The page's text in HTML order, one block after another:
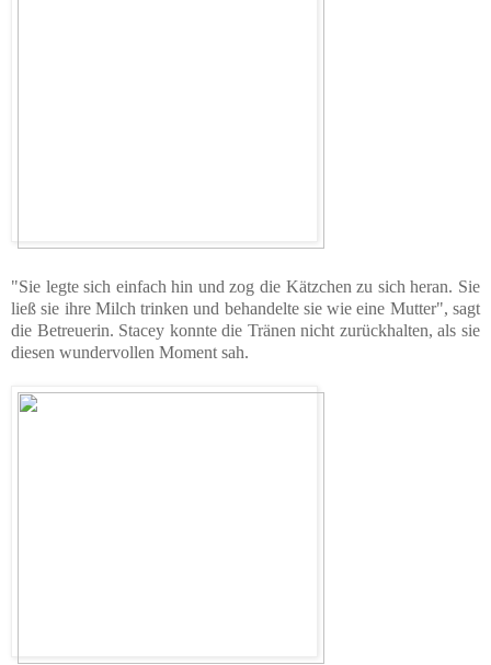
"Sie legte sich einfach hin und zog die Kätzchen zu sich heran. Sie
ließ sie ihre Milch trinken und behandelte sie wie eine Mutter", sagt
die Betreuerin. Stacey konnte die Tränen nicht zurückhalten, als sie
diesen wundervollen Moment sah.